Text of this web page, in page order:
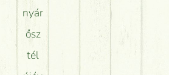
nyár
ősz
tél